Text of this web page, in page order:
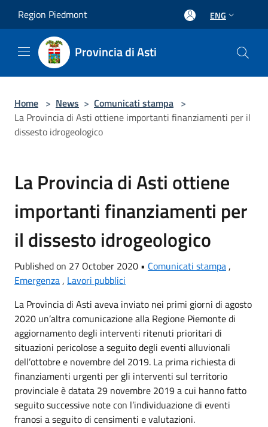
Region Piedmont ENG
Provincia di Asti
Home > News > Comunicati stampa >
La Provincia di Asti ottiene importanti finanziamenti per il
dissesto idrogeologico
La Provincia di Asti ottiene
importanti finanziamenti per
il dissesto idrogeologico
Published on 27 October 2020 • Comunicati stampa ,
Emergenza , Lavori pubblici
La Provincia di Asti aveva inviato nei primi giorni di agosto
2020 un’altra comunicazione alla Regione Piemonte di
aggiornamento degli interventi ritenuti prioritari di
situazioni pericolose a seguito degli eventi alluvionali
dell’ottobre e novembre del 2019. La prima richiesta di
finanziamenti urgenti per gli interventi sul territorio
provinciale è datata 29 novembre 2019 a cui hanno fatto
seguito successive note con l’individuazione di eventi
franosi a seguito di censimenti e valutazioni.